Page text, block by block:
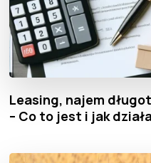
Leasing, najem
– Co to jest i jak